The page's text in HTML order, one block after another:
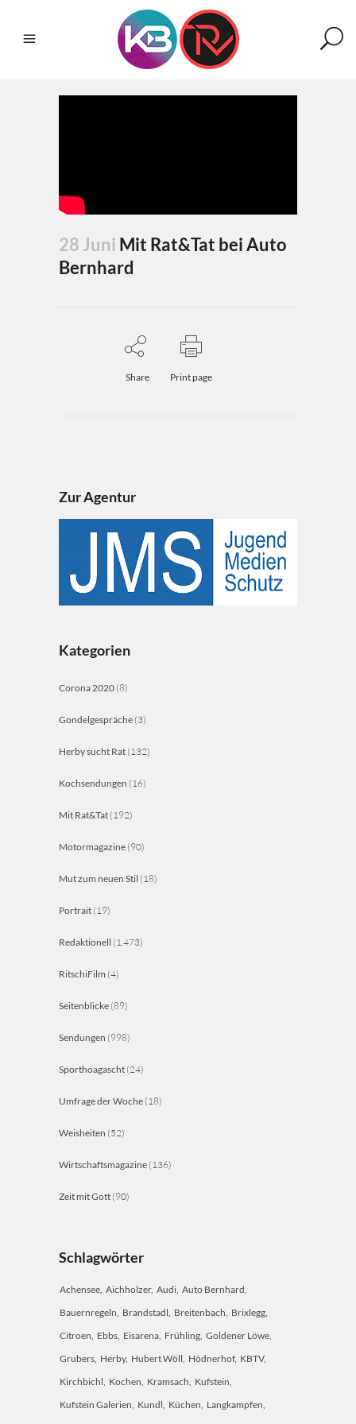
28 Juni Mit Rat&Tat bei Auto
Bernhard
Share Print page
Zur Agentur
Kategorien
Corona 2020 (8)
Gondelgespräche (3)
Herby sucht Rat (132)
Kochsendungen (16)
Mit Rat&Tat (192)
Motormagazine (90)
Mut zum neuen Stil (18)
Portrait (19)
Redaktionell (1.473)
RitschiFilm (4)
Seitenblicke (89)
Sendungen (998)
Sporthoagascht (24)
Umfrage der Woche (18)
Weisheiten (52)
Wirtschaftsmagazine (136)
Zeit mit Gott (90)
Schlagwörter
Achensee Aichholzer Audi Auto Bernhard
Bauernregeln Brandstadl Breitenbach Brixlegg
Citroen Ebbs Eisarena Frühling Goldener Löwe
Grubers Herby Hubert Wöll Hödnerhof KBTV
Kirchbichl Kochen Kramsach Kufstein
Kufstein Galerien Kundl Küchen Langkampfen